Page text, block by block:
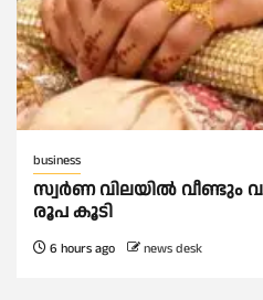
business
സ്വർണ വിലയില്‍ വീണ്ടും
രൂപ കൂടി
6 hours ago news desk